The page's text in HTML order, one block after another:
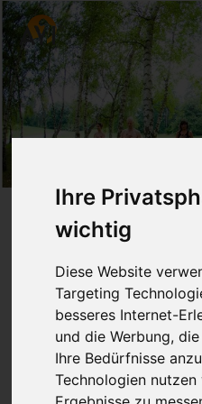
Ihre
wichtig
Diese Website
Targeting
besseres Internet-
und die Werbung,
Ihre Bedürfnisse
Technologien
Open (Mi 9
frisch in
Mai -
Dr.